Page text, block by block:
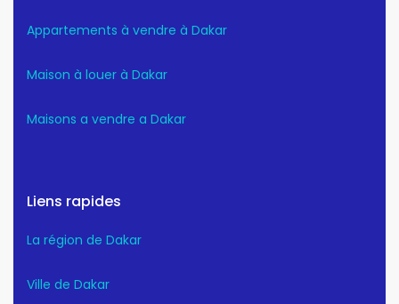
Appartements à vendre à Dakar
Maison à louer à Dakar
Maisons a vendre a Dakar
Liens rapides
La région de Dakar
Ville de Dakar